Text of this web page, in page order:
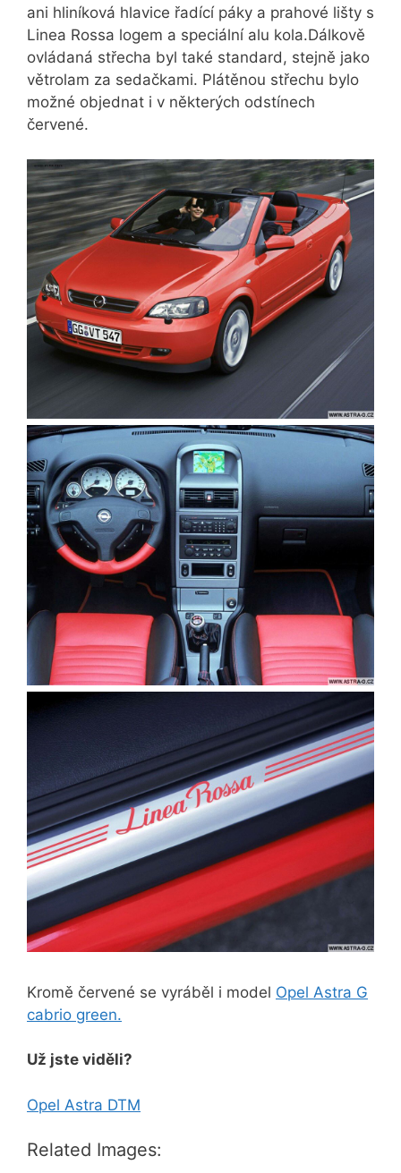
ani hliníková hlavice řadící páky a prahové lišty s
Linea Rossa logem a speciální alu kola.Dálkově
ovládaná střecha byl také standard, stejně jako
větrolam za sedačkami. Plátěnou střechu bylo
možné objednat i v některých odstínech
červené.
Kromě červené se vyráběl i model Opel Astra G
cabrio green.
Už jste viděli?
Opel Astra DTM
Related Images: